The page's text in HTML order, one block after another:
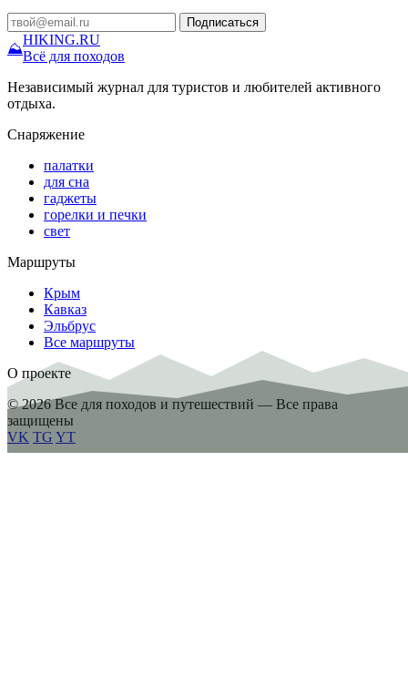
Подписаться
⛰
HIKING.RU
Всё для походов
Независимый журнал для туристов и любителей активного
отдыха.
Снаряжение
палатки
для сна
гаджеты
горелки и печки
свет
Маршруты
Крым
Кавказ
Эльбрус
Все маршруты
О проекте
© 2026 Все для походов и путешествий — Все права
защищены
VK TG YT